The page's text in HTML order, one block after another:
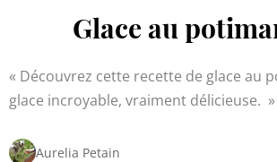
Glace au
Découvrez cette recette de glace au
glace incroyable, vraiment délicieuse.
Aurelia Petain